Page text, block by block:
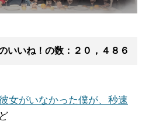
いいね！の数：２０，４８６
女がいなかった僕が、秒速